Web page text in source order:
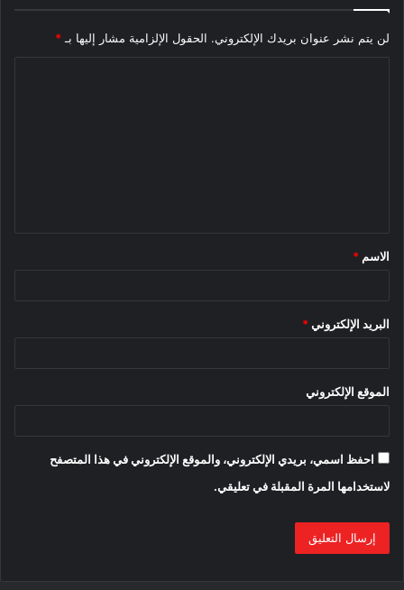
والإنتاج السنوي المستهدف هو 40 جيجاوات ساعة. يجب أن يزود هذا
بحلول عام 2025.
مبيعات جيب جراند واجونير
لن يتم نشر عنوان بريدك الإلكتروني. الحقول الإلزامية مشار إليها بـ *
*
الاسم *
البريد الإلكتروني *
الموقع الإلكتروني
احفظ اسمي، بريدي الإلكتروني، والموقع الإلكتروني في هذا المتصفح
لاستخدامها المرة المقبلة في تعليقي.